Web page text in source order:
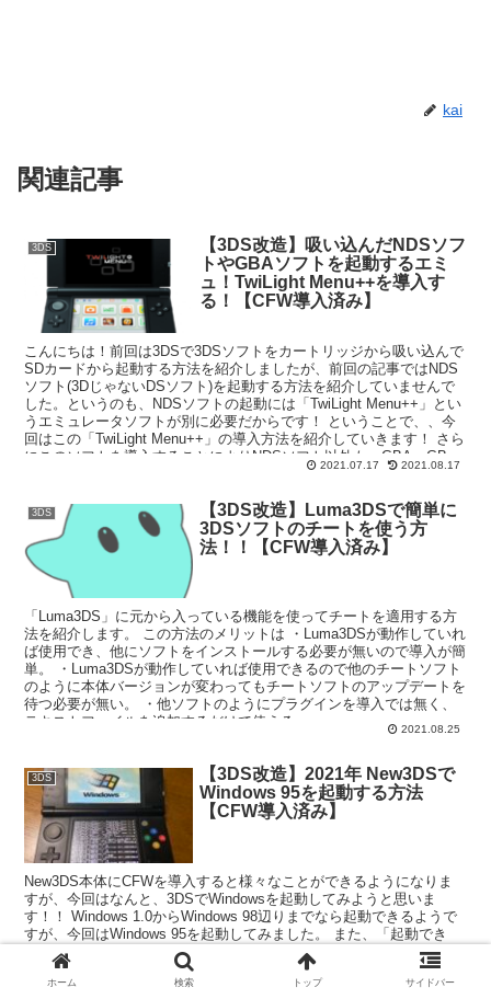
kai
関連記事
3DS
【3DS改造】吸い込んだNDSソフ
トやGBAソフトを起動するエミ
ュ！TwiLight Menu++を導入す
る！【CFW導入済み】
こんにちは！前回は3DSで3DSソフトをカートリッジから吸い込んで
SDカードから起動する方法を紹介しましたが、前回の記事ではNDS
ソフト(3DじゃないDSソフト)を起動する方法を紹介していませんで
した。というのも、NDSソフトの起動には「TwiLight Menu++」とい
うエミュレータソフトが別に必要だからです！ ということで、、今
回はこの「TwiLight Menu++」の導入方法を紹介していきます！ さら
にこのソフトを導入することによりNDSソフト以外も、GBA、GB、
GBC、SNES、NES、Sega GameGear/Master System & Mega
なります！
2021.07.17 2021.08.17
3DS
【3DS改造】Luma3DSで簡単に
3DSソフトのチートを使う方
法！！【CFW導入済み】
「Luma3DS」に元から入っている機能を使ってチートを適用する方
法を紹介します。 この方法のメリットは ・Luma3DSが動作していれ
ば使用でき、他にソフトをインストールする必要が無いので導入が簡
単。 ・Luma3DSが動作していれば使用できるので他のチートソフト
のように本体バージョンが変わってもチートソフトのアップデートを
待つ必要が無い。 ・他ソフトのようにプラグインを導入では無く、
テキストファイルを追加するだけで使える。
2021.08.25
3DS
【3DS改造】2021年 New3DSで
Windows 95を起動する方法
【CFW導入済み】
New3DS本体にCFWを導入すると様々なことができるようになりま
すが、今回はなんと、3DSでWindowsを起動してみようと思いま
す！！ Windows 1.0からWindows 98辺りまでなら起動できるようで
すが、今回はWindows 95を起動してみました。 また、「起動でき
る」というだけで動作は非常に遅く、全く実用的ではないです。 で
も、3DSでWindowsが起動するなんてなんかわくわくしますよね。男
のロマンみたいな？(笑) Windowsを起動する方法自体は5年ぐらい前
ホーム 検索 トップ サイドバー